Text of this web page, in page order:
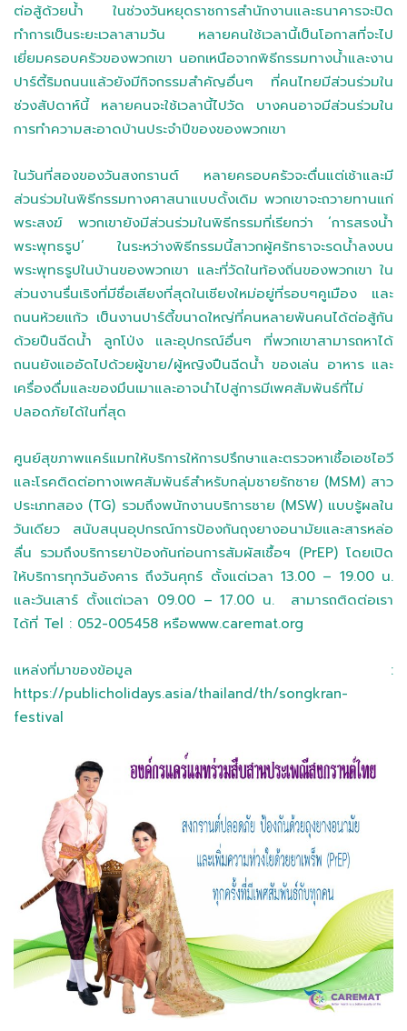
ต่อสู้ด้วยน้ำ ในช่วงวันหยุดราชการสำนักงานและธนาคารจะปิด
ทำการเป็นระยะเวลาสามวัน หลายคนใช้เวลานี้เป็นโอกาสที่จะไป
เยี่ยมครอบครัวของพวกเขา นอกเหนือจากพิธีกรรมทางน้ำและงาน
ปาร์ตี้ริมถนนแล้วยังมีกิจกรรมสำคัญอื่นๆ ที่คนไทยมีส่วนร่วมใน
ช่วงสัปดาห์นี้ หลายคนจะใช้เวลานี้ไปวัด บางคนอาจมีส่วนร่วมใน
การทำความสะอาดบ้านประจำปีของของพวกเขา
ในวันที่สองของวันสงกรานต์ หลายครอบครัวจะตื่นแต่เช้าและมี
ส่วนร่วมในพิธีกรรมทางศาสนาแบบดั้งเดิม พวกเขาจะถวายทานแก่
พระสงฆ์ พวกเขายังมีส่วนร่วมในพิธีกรรมที่เรียกว่า ‘การสรงน้ำ
พระพุทธรูป’ ในระหว่างพิธีกรรมนี้สาวกผู้ศรัทธาจะรดน้ำลงบน
พระพุทธรูปในบ้านของพวกเขา และที่วัดในท้องถิ่นของพวกเขา ใน
ส่วนงานรื่นเริงที่มีชื่อเสียงที่สุดในเชียงใหม่อยู่ที่รอบๆคูเมือง และ
ถนนห้วยแก้ว เป็นงานปาร์ตี้ขนาดใหญ่ที่คนหลายพันคนได้ต่อสู้กัน
ด้วยปืนฉีดน้ำ ลูกโป่ง และอุปกรณ์อื่นๆ ที่พวกเขาสามารถหาได้
ถนนยังแออัดไปด้วยผู้ขาย/ผู้หญิงปืนฉีดน้ำ ของเล่น อาหาร และ
เครื่องดื่มและของมึนเมาและอาจนำไปสู่การมีเพศสัมพันธ์ที่ไม่
ปลอดภัยได้ในที่สุด
ศูนย์สุขภาพแคร์แมทให้บริการให้การปรึกษาและตรวจหาเชื้อเอชไอวี
และโรคติดต่อทางเพศสัมพันธ์สำหรับกลุ่มชายรักชาย (MSM) สาว
ประเภทสอง (TG) รวมถึงพนักงานบริการชาย (MSW) แบบรู้ผลใน
วันเดียว สนับสนุนอุปกรณ์การป้องกันถุงยางอนามัยและสารหล่อ
ลื่น รวมถึงบริการยาป้องกันก่อนการสัมผัสเชื้อฯ (PrEP) โดยเปิด
ให้บริการทุกวันอังคาร ถึงวันศุกร์ ตั้งแต่เวลา 13.00 – 19.00 น.
และวันเสาร์ ตั้งแต่เวลา 09.00 – 17.00 น. สามารถติดต่อเรา
ได้ที่ Tel : 052-005458 หรือwww.caremat.org
แหล่งที่มาของข้อมูล :
https://publicholidays.asia/thailand/th/songkran-
festival